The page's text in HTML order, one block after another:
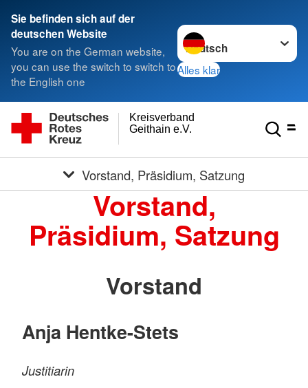
Sie befinden sich auf der
deutschen Website
You are on the German website,
you can use the switch to switch to
the English one
Sprache wechseln zu
Alles klar
Geithain e.V.
Kreisverband
Vorstand, Präsidium, Satzung
Vorstand,
Präsidium, Satzung
Vorstand
Anja Hentke-Stets
Justitiarin